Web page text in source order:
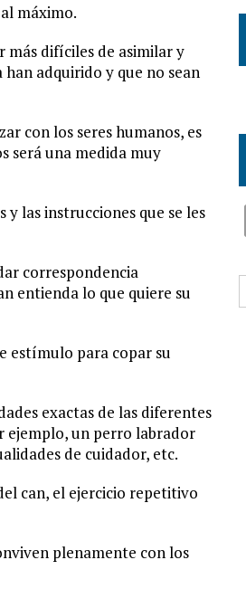
máximo.
más difíciles de asimilar y
adquirido y que no sean
con los seres humanos, es
será una medida muy
las instrucciones que se les
correspondencia
entienda lo que quiere su
estímulo para copar su
exactas de las diferentes
ejemplo, un perro labrador
de cuidador, etc.
can, el ejercicio repetitivo
plenamente con los